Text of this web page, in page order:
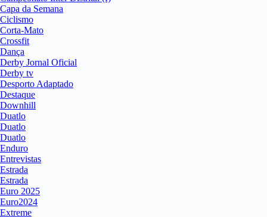
Capa da Semana
Ciclismo
Corta-Mato
Crossfit
Dança
Derby Jornal Oficial
Derby tv
Desporto Adaptado
Destaque
Downhill
Duatlo
Duatlo
Duatlo
Enduro
Entrevistas
Estrada
Estrada
Euro 2025
Euro2024
Extreme